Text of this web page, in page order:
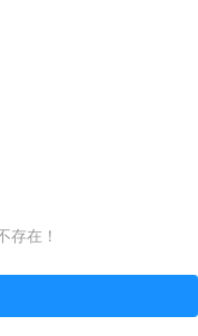
存在！